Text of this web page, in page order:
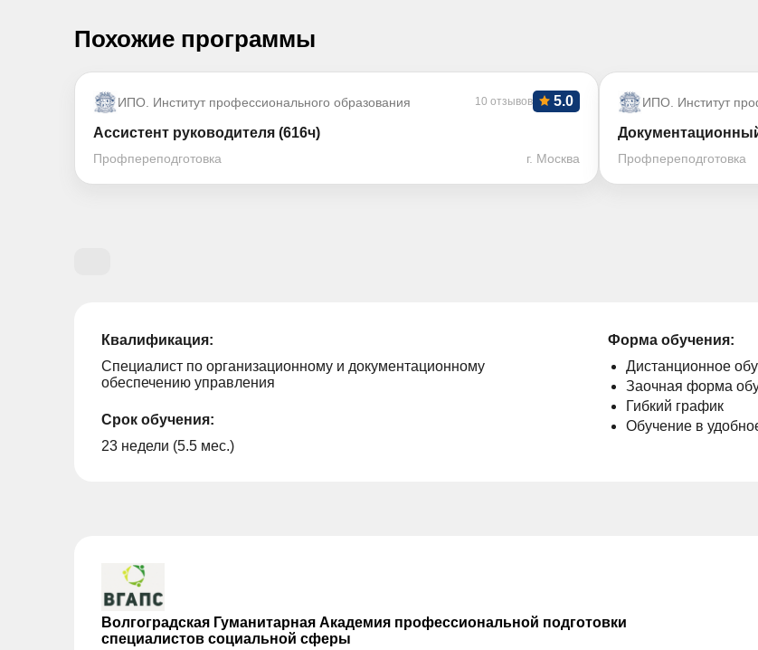
Похожие программы
ИПО. Институт профессионального образования 10 отзывов 5.0
Ассистент руководителя (616ч)
Профпереподготовка г. Москва
ИПО. Институт
Профпереподготовка
Квалификация:
Специалист по организационному и документационному
обеспечению управления
Срок обучения:
23 недели (5.5 мес.)
Форма обучения:
Дистанционное
Заочная форма
Гибкий график
Обучение в
Волгоградская Гуманитарная Академия профессиональной подготовки
специалистов социальной сферы